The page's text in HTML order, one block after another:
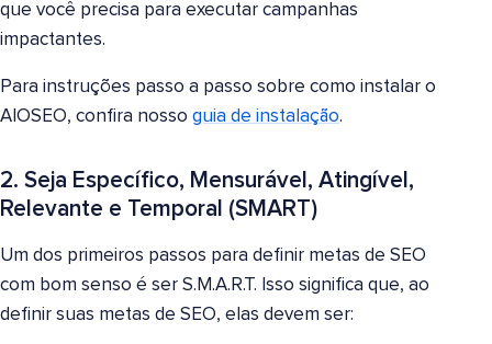
que você precisa para executar campanhas
impactantes.
Para instruções passo a passo sobre como instalar o
AIOSEO, confira nosso guia de instalação.
2. Seja Específico, Mensurável, Atingível,
Relevante e Temporal (SMART)
Um dos primeiros passos para definir metas de SEO
com bom senso é ser S.M.A.R.T. Isso significa que, ao
definir suas metas de SEO, elas devem ser: